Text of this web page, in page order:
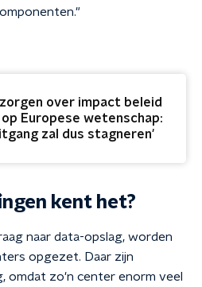
over impact beleid
op Europese wetenschap:
zal dus stagneren'
kent het?
naar data-opslag, worden
opgezet. Daar zijn
omdat zo'n center enorm veel